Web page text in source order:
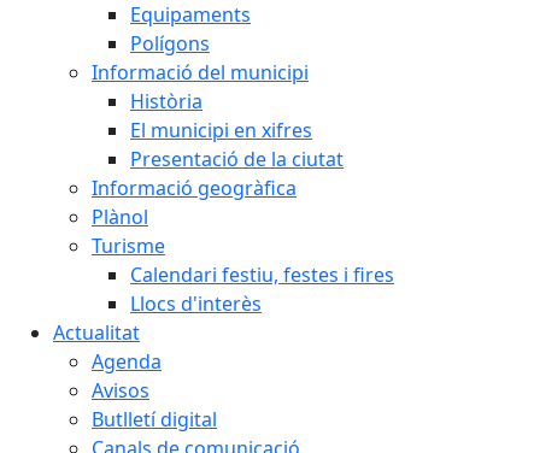
Equipaments
Polígons
Informació del municipi
Història
El municipi en xifres
Presentació de la ciutat
Informació geogràfica
Plànol
Turisme
Calendari festiu, festes i fires
Llocs d'interès
Actualitat
Agenda
Avisos
Butlletí digital